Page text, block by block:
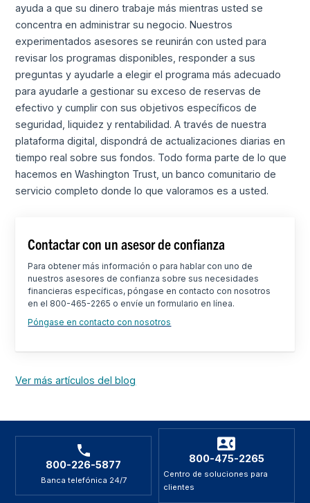
ayuda a que su dinero trabaje más mientras usted se
concentra en administrar su negocio. Nuestros
experimentados asesores se reunirán con usted para
revisar los programas disponibles, responder a sus
preguntas y ayudarle a elegir el programa más adecuado
para ayudarle a gestionar su exceso de reservas de
efectivo y cumplir con sus objetivos específicos de
seguridad, liquidez y rentabilidad. A través de nuestra
plataforma digital, dispondrá de actualizaciones diarias en
tiempo real sobre sus fondos. Todo forma parte de lo que
hacemos en Washington Trust, un banco comunitario de
servicio completo donde lo que valoramos es a usted.
Contactar con un asesor de confianza
Para obtener más información o para hablar con uno de
nuestros asesores de confianza sobre sus necesidades
financieras específicas, póngase en contacto con nosotros
en el 800-465-2265 o envíe un formulario en línea.
Póngase en contacto con nosotros
Ver más artículos del blog
800-226-5877
Banca telefónica 24/7
800-475-2265
Centro de soluciones para
clientes